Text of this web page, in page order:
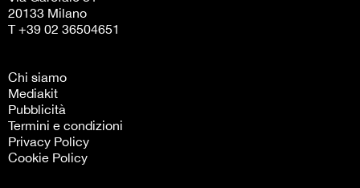
20133 Milano
T +39 02 36504651
Chi siamo
Mediakit
Pubblicità
Termini e condizioni
Privacy Policy
Cookie Policy